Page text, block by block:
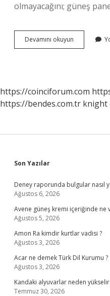
olmayacağını; güneş
Devamını okuyun
Panelleri
https://coinciforum.com
https://bendes.com.tr knight
Sidebar
Son Yazılar
Deney raporunda bulgular nasıl
Ağustos 6, 2026
Avene güneş kremi içeriğinde ne
Ağustos 5, 2026
Amon Ra kimdir kurtlar vadisi ?
Ağustos 3, 2026
Acar ne demek Türk Dil Kurumu ?
Ağustos 3, 2026
Kandaki alyuvarlar neden yükselir
Temmuz 30, 2026